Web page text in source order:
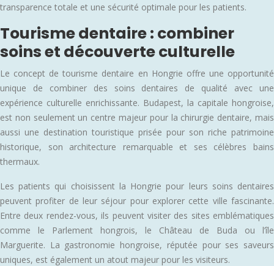
transparence totale et une sécurité optimale pour les patients.
Tourisme dentaire : combiner
soins et découverte culturelle
Le concept de tourisme dentaire en Hongrie offre une opportunité
unique de combiner des soins dentaires de qualité avec une
expérience culturelle enrichissante. Budapest, la capitale hongroise,
est non seulement un centre majeur pour la chirurgie dentaire, mais
aussi une destination touristique prisée pour son riche patrimoine
historique, son architecture remarquable et ses célèbres bains
thermaux.
Les patients qui choisissent la Hongrie pour leurs soins dentaires
peuvent profiter de leur séjour pour explorer cette ville fascinante.
Entre deux rendez-vous, ils peuvent visiter des sites emblématiques
comme le Parlement hongrois, le Château de Buda ou l’île
Marguerite. La gastronomie hongroise, réputée pour ses saveurs
uniques, est également un atout majeur pour les visiteurs.